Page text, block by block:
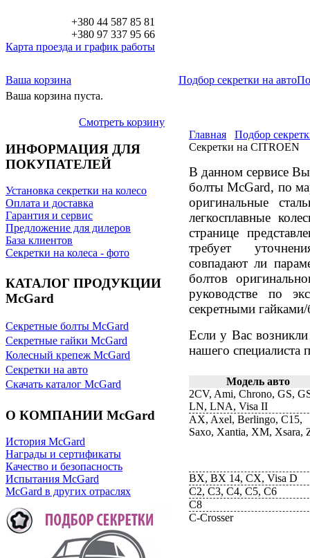
+380 44 587 85 81
+380 97 337 95 66
Карта проезда и график работы
Ваша корзина
Ваша корзина пуста.
Смотреть корзину
Подбор секретки на авто
ИНФОРМАЦИЯ ДЛЯ
ПОКУПАТЕЛЕЙ
Установка секретки на колесо
Оплата и доставка
Гарантия и сервис
Предложение для дилеров
База клиентов
Секретки на колеса - фото
КАТАЛОГ ПРОДУКЦИИ
McGard
Секретные болты McGard
Секретные гайки McGard
Колесный крепеж McGard
Секретки на авто
Скачать каталог McGard
О КОМПАНИИ McGard
История McGard
Награды и сертификаты
Качество и безопасность
Испытания McGard
McGard в других отраслях
Главная
Подбор
Секретки на СITROEN
В данном сервисе
болты McGard, по
оригинальные
легкосплавные
странице
требует
совпадают ли
болтов
руководстве по
секретными
Если у Вас
нашего специалиста
Модель авто
2CV, Ami, Chrono, GS,
LN, LNA, Visa II
AX, Axel, Berlingo, C15,
Saxo, Xantia, XM, Xsara,
BX, BX 14, CX, Visa D
C2, C3, C4, C5, C6
C8
C-Crosser